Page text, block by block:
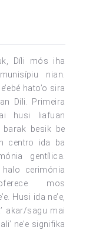
Díli mós iha
nian.
hato’o sira
Díli. Primeira
husi liafuan
barak besik be
centro ida ba
gentílica.
cerimónia
mos
Husi ida ne’e,
akar/sagu mai
ne’e signifika